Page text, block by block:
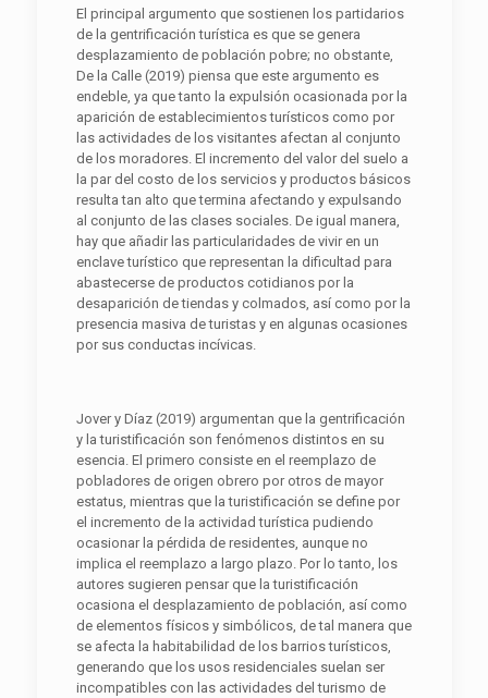
El principal argumento que sostienen los partidarios
de la gentrificación turística es que se genera
desplazamiento de población pobre; no obstante,
De la Calle (2019) piensa que este argumento es
endeble, ya que tanto la expulsión ocasionada por la
aparición de establecimientos turísticos como por
las actividades de los visitantes afectan al conjunto
de los moradores. El incremento del valor del suelo a
la par del costo de los servicios y productos básicos
resulta tan alto que termina afectando y expulsando
al conjunto de las clases sociales. De igual manera,
hay que añadir las particularidades de vivir en un
enclave turístico que representan la dificultad para
abastecerse de productos cotidianos por la
desaparición de tiendas y colmados, así como por la
presencia masiva de turistas y en algunas ocasiones
por sus conductas incívicas.
Jover y Díaz (2019) argumentan que la gentrificación
y la turistificación son fenómenos distintos en su
esencia. El primero consiste en el reemplazo de
pobladores de origen obrero por otros de mayor
estatus, mientras que la turistificación se define por
el incremento de la actividad turística pudiendo
ocasionar la pérdida de residentes, aunque no
implica el reemplazo a largo plazo. Por lo tanto, los
autores sugieren pensar que la turistificación
ocasiona el desplazamiento de población, así como
de elementos físicos y simbólicos, de tal manera que
se afecta la habitabilidad de los barrios turísticos,
generando que los usos residenciales suelan ser
incompatibles con las actividades del turismo de